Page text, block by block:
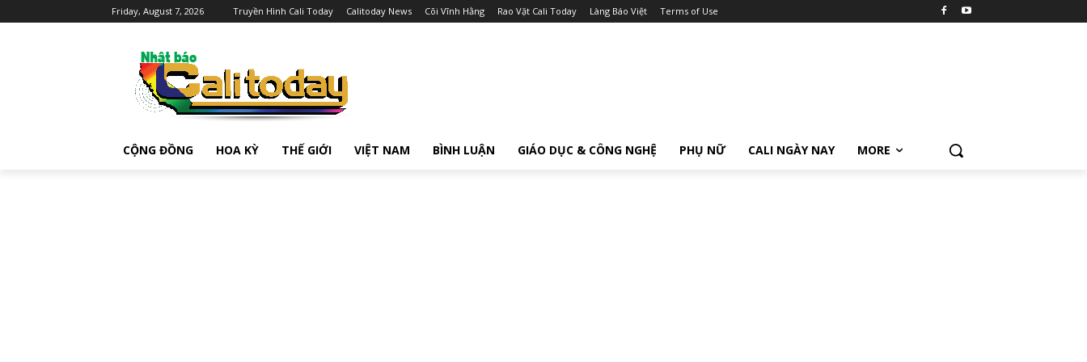
Friday, August 7, 2026 Truyền Hình Cali Today Calitoday News Cõi Vĩnh Hằng Rao Vặt Cali Today Làng Báo Việt Terms of Use
CỘNG ĐỒNG HOA KỲ THẾ GIỚI VIỆT NAM BÌNH LUẬN GIÁO DỤC & CÔNG NGHỆ PHỤ NỮ CALI NGÀY NAY MORE